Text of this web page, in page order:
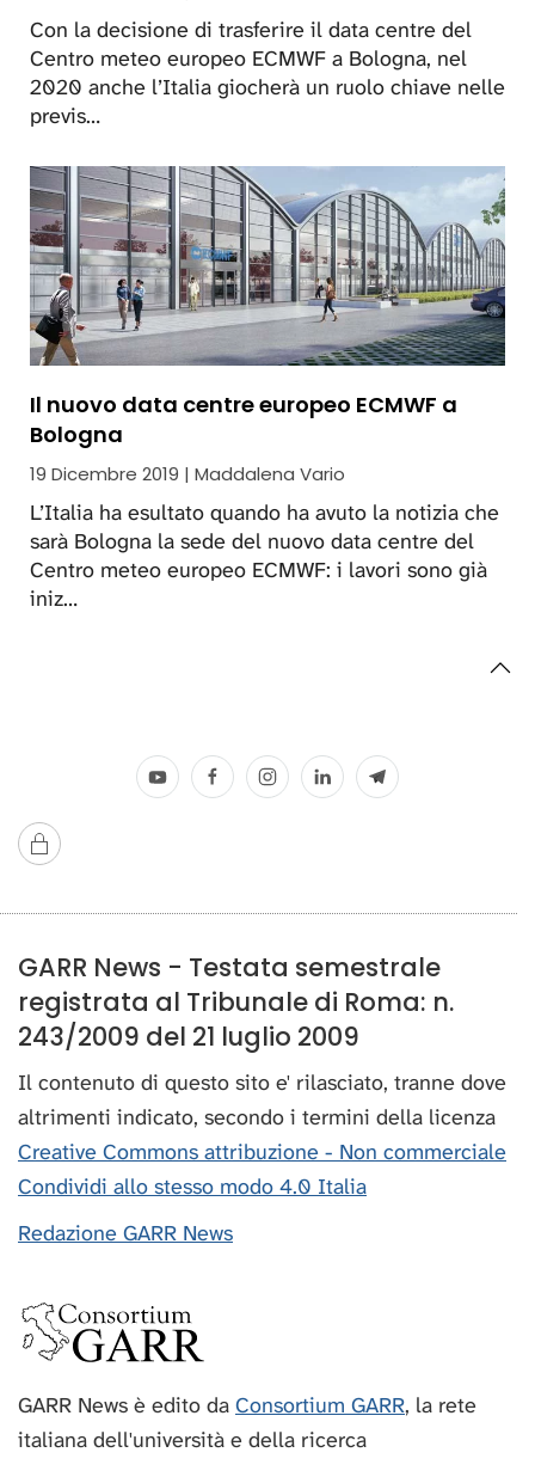
Con la decisione di trasferire il data centre del
Centro meteo europeo ECMWF a Bologna, nel
2020 anche l’Italia giocherà un ruolo chiave nelle
previs…
Il nuovo data centre europeo ECMWF a
Bologna
19 Dicembre 2019 | Maddalena Vario
L’Italia ha esultato quando ha avuto la notizia che
sarà Bologna la sede del nuovo data centre del
Centro meteo europeo ECMWF: i lavori sono già
iniz…
GARR News - Testata semestrale
registrata al Tribunale di Roma: n.
243/2009 del 21 luglio 2009
Il contenuto di questo sito e' rilasciato, tranne dove
altrimenti indicato, secondo i termini della licenza
Creative Commons attribuzione - Non commerciale
Condividi allo stesso modo 4.0 Italia
Redazione GARR News
GARR News è edito da Consortium GARR, la rete
italiana dell'università e della ricerca